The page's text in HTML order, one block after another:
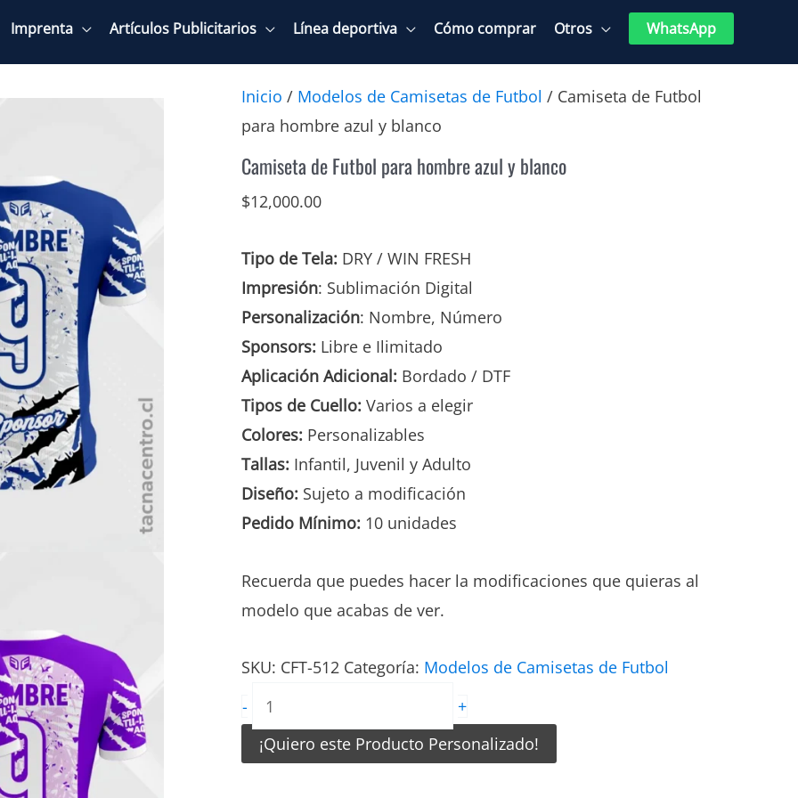
Imprenta Artículos Publicitarios Línea deportiva Cómo comprar Otros WhatsApp
Inicio / Modelos de Camisetas de Futbol / Camiseta de Futbol
para hombre azul y blanco
Camiseta de Futbol para hombre azul y blanco
$12,000.00
Tipo de Tela: DRY / WIN FRESH
Impresión: Sublimación Digital
Personalización: Nombre, Número
Sponsors: Libre e Ilimitado
Aplicación Adicional: Bordado / DTF
Tipos de Cuello: Varios a elegir
Colores: Personalizables
Tallas: Infantil, Juvenil y Adulto
Diseño: Sujeto a modificación
Pedido Mínimo: 10 unidades
Recuerda que puedes hacer la modificaciones que quieras al
modelo que acabas de ver.
SKU: CFT-512 Categoría: Modelos de Camisetas de Futbol
-
Camiseta
de
Futbol
+
¡Quiero este Producto Personalizado!